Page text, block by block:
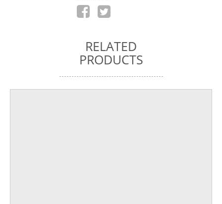
RELATED
PRODUCTS